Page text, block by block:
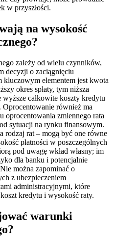
w przyszłości.
na wysokość
zależy od wielu czynników,
decyzji o zaciągnięciu
kluczowym elementem jest kwota
okres spłaty, tym niższa
wyższe całkowite koszty kredytu
Oprocentowanie również ma
oprocentowania zmiennego rata
sytuacji na rynku finansowym.
rodzaj rat – mogą być one równe
płatności w poszczególnych
pod uwagę wkład własny; im
dla banku i potencjalnie
można zapominać o
z ubezpieczeniem
administracyjnymi, które
kredytu i wysokość raty.
warunki